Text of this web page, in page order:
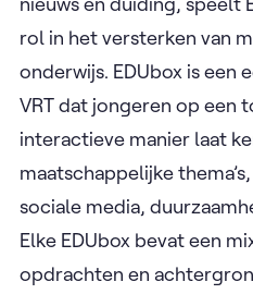
rol in het versterken van
onderwijs. EDUbox is een
VRT dat jongeren op een
interactieve manier laat
maatschappelijke
sociale media,
Elke EDUbox bevat een
opdrachten en